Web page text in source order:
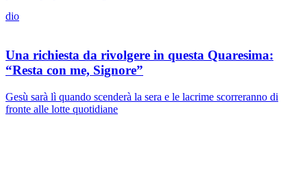
dio
Una richiesta da rivolgere in questa Quaresima:
“Resta con me, Signore”
Gesù sarà lì quando scenderà la sera e le lacrime scorreranno di
fronte alle lotte quotidiane